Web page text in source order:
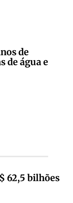
de
de água e
62,5 bilhões